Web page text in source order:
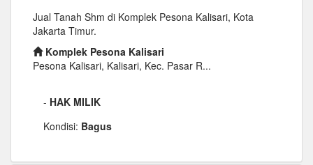
Jual Tanah Shm di Komplek Pesona Kalisari, Kota
Jakarta Timur.
Komplek Pesona Kalisari
Pesona Kalisari, Kalisari, Kec. Pasar R...
- HAK MILIK
Kondisi: Bagus